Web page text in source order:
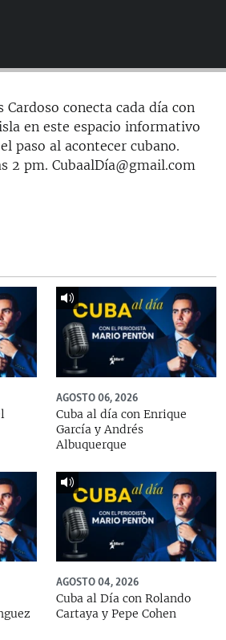
EN CUBA
conecta cada día con
en este espacio informativo
paso al acontecer cubano.
2 pm. CubaalDía@gmail.com
AGOSTO 06, 2026
Cuba al día con Enrique
García y Andrés
Albuquerque
AGOSTO 04, 2026
Cuba al Día con Rolando
Cartaya y Pepe Cohen